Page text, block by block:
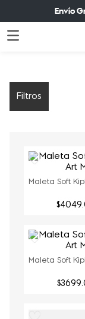
Envío
Filtros
Maleta Soft
$4049.
Maleta Soft
$3699.